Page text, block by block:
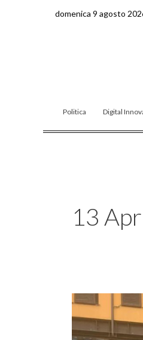
domenica 9 agosto
Politica Digital
13
Inail,
proclamato
sciopero